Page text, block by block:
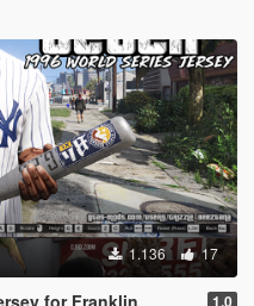
1.136 17
1.0